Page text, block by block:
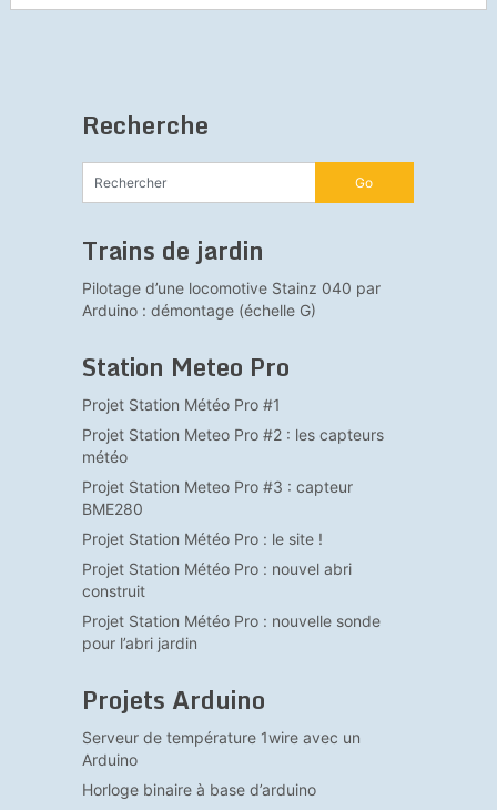
Recherche
Trains de jardin
Pilotage d’une locomotive Stainz 040 par
Arduino : démontage (échelle G)
Station Meteo Pro
Projet Station Météo Pro #1
Projet Station Meteo Pro #2 : les capteurs
météo
Projet Station Meteo Pro #3 : capteur
BME280
Projet Station Météo Pro : le site !
Projet Station Météo Pro : nouvel abri
construit
Projet Station Météo Pro : nouvelle sonde
pour l’abri jardin
Projets Arduino
Serveur de température 1wire avec un
Arduino
Horloge binaire à base d’arduino